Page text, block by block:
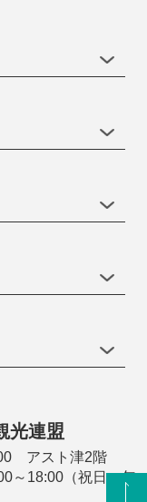
光連盟
アスト津2階
～18:00（祝日・年